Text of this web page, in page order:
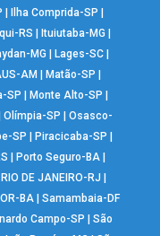
Ilha Comprida-SP
RS Ituiutaba-MG
MG Lages-SC|
AM Matão-SP
SP Monte Alto-SP
|Olímpia-SP |Osasco-
SP Piracicaba-SP
Porto Seguro-BA
RIO DE JANEIRO-RJ
BA| Samambaia-DF
Campo-SP |São